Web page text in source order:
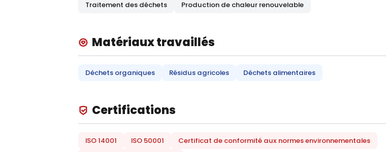
Traitement des déchets
Production de chaleur renouvelable
Matériaux travaillés
Déchets organiques Résidus agricoles Déchets alimentaires
Certifications
ISO 14001 ISO 50001
Certificat de conformité aux normes environnementales